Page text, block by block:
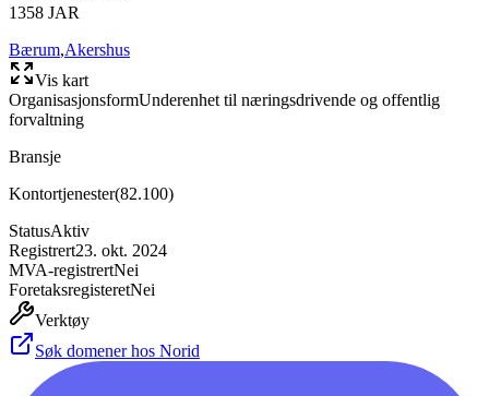
1358 JAR
Bærum,Akershus
Vis kart
OrganisasjonsformUnderenhet til næringsdrivende og offentlig
forvaltning
Bransje
Kontortjenester(82.100)
StatusAktiv
Registrert23. okt. 2024
MVA-registrertNei
ForetaksregisteretNei
Verktøy
Søk domener hos Norid